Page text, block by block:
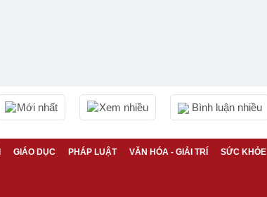
Mới nhất Xem nhiều Bình luận nhiều
GIÁO DỤC PHÁP LUẬT VĂN HÓA - GIẢI TRÍ SỨC KHỎE